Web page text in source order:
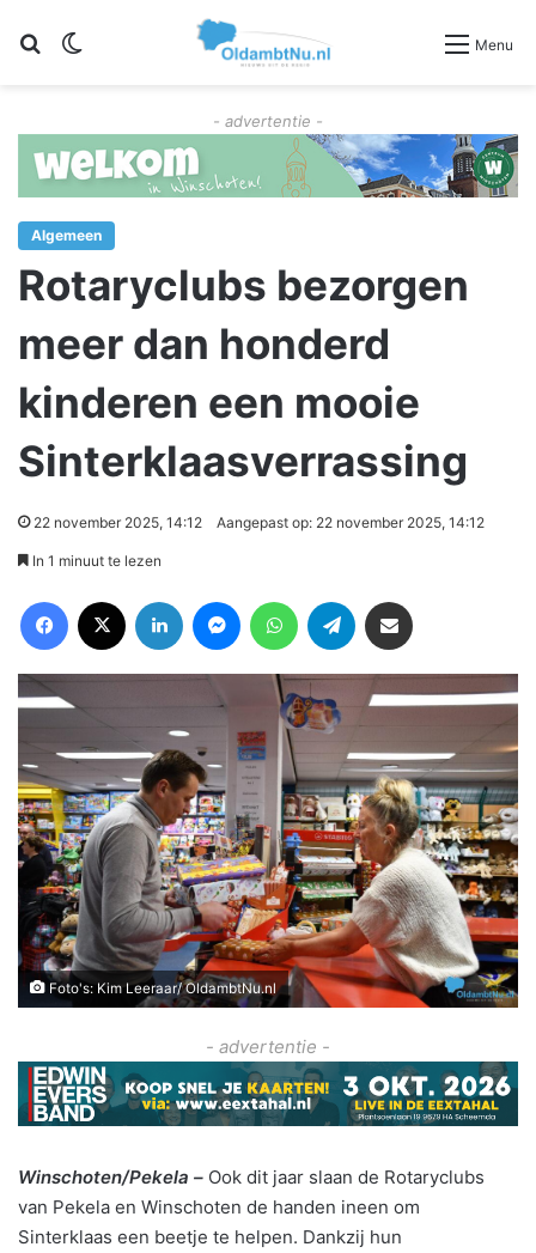
Zoeken Menu
- advertentie -
Algemeen
Rotaryclubs bezorgen
meer dan honderd
kinderen een mooie
Sinterklaasverrassing
22 november 2025, 14:12 Aangepast op: 22 november 2025, 14:12
In 1 minuut te lezen
Foto's: Kim Leeraar/ OldambtNu.nl
- advertentie -
Winschoten/Pekela – Ook dit jaar slaan de Rotaryclubs
van Pekela en Winschoten de handen ineen om
Sinterklaas een beetje te helpen. Dankzij hun